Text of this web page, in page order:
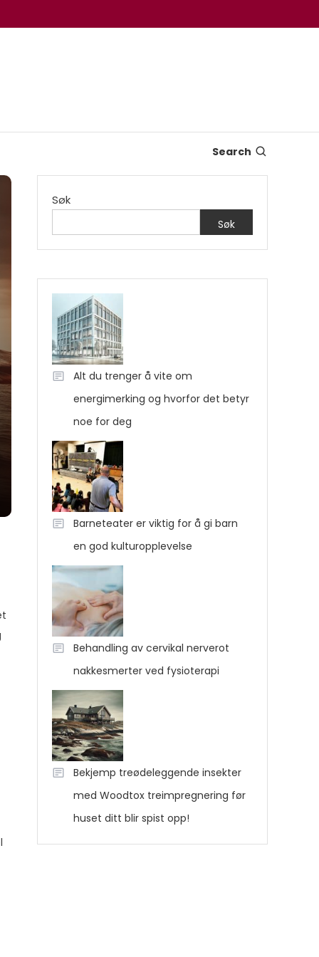
Search
Søk
Søk
Alt du trenger å vite om
energimerking og hvorfor det betyr
noe for deg
Barneteater er viktig for å gi barn
en god kulturopplevelse
Behandling av cervikal nerverot
nakkesmerter ved fysioterapi
Bekjemp treødeleggende insekter
med Woodtox treimpregnering før
huset ditt blir spist opp!